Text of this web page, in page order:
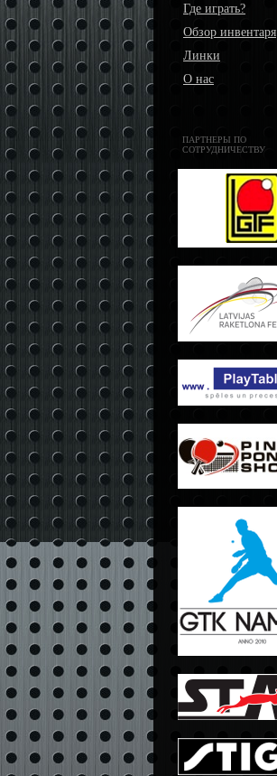
Где играть?
Обзор инвентаря
Линки
О нас
ПАРТНЕРЫ ПО
СОТРУДНИЧЕСТВУ